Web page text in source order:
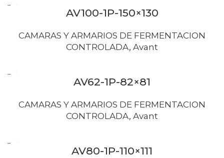
AV100-1P-150×130
CAMARAS Y ARMARIOS DE FERMENTACION
CONTROLADA, Avant
AV62-1P-82×81
CAMARAS Y ARMARIOS DE FERMENTACION
CONTROLADA, Avant
AV80-1P-110×111